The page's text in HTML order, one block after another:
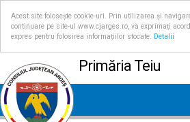
Acest site folosește cookie-uri. Prin utilizarea și
continuare pe site-ul www.cjarges.ro, vă exprimați
expres pentru folosirea informațiilor stocate.
Detalii
Primăria Teiu